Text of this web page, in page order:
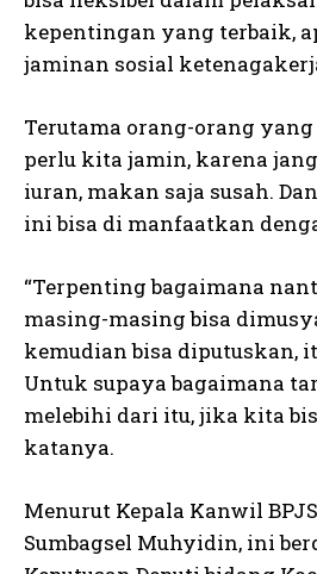
kepentingan yang terbaik,
jaminan sosial
Terutama orang-orang
perlu kita jamin, karena
iuran, makan saja susah.
ini bisa di manfaatkan
“Terpenting bagaimana
masing-masing bisa
kemudian bisa diputuskan,
Untuk supaya bagaimana
melebihi dari itu, jika kita
katanya.
Menurut Kepala Kanwil
Sumbagsel Muhyidin, ini